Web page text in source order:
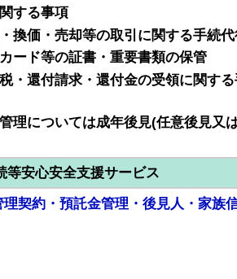
する事項
換価・売却等の取引に関する手続
ード等の証書・重要書類の保管
・還付請求・還付金の受領に関す
理については成年後見(任意後見又
等安心安全支援サービス
契約・預託金管理・後見人・家族